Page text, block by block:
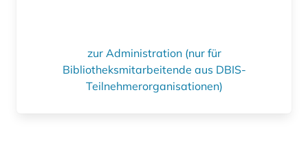
zur Administration (nur für
Bibliotheksmitarbeitende aus DBIS-
Teilnehmerorganisationen)